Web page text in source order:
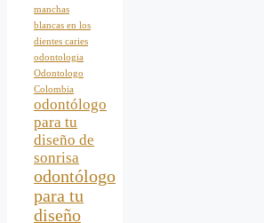
manchas
blancas en los
dientes caries
odontologia
Odontologo
Colombia
odontólogo
para tu
diseño de
sonrisa
odontólogo
para tu
diseño